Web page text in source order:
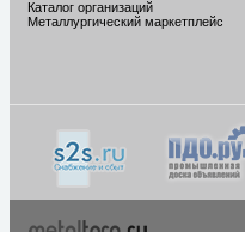
Каталог организаций
Металлургический маркетплейс